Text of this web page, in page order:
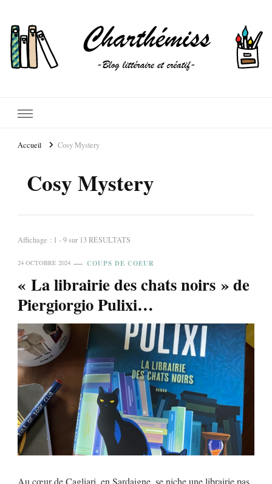
Accueil Cosy Mystery
Cosy Mystery
Affichage : 1 - 9 sur 13 RÉSULTATS
24 OCTOBRE 2024 COUPS DE COEUR
« La librairie des chats noirs » de
Piergiorgio Pulixi…
Au cœur de Cagliari, en Sardaigne, se niche une librairie pas